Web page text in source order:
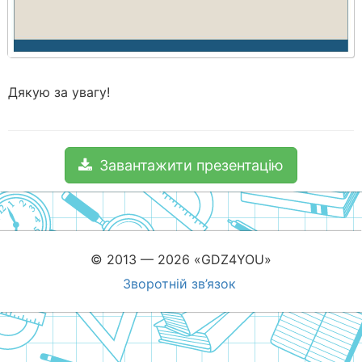
Дякую за увагу!
Завантажити презентацію
© 2013 — 2026 «GDZ4YOU»
Зворотній зв’язок